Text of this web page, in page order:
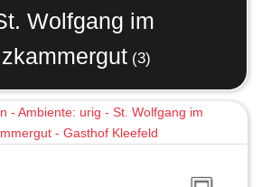
Wolfgang im
(3)